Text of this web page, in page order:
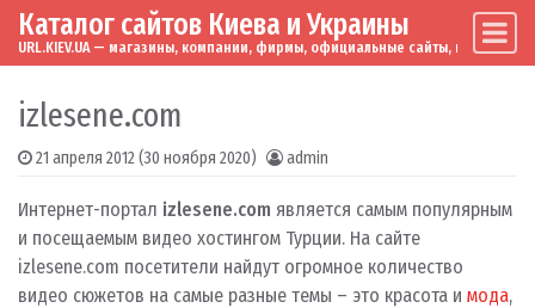
Skip to content
Main Navigation
Каталог сайтов Киева и Украины
URL.KIEV.UA — магазины, компании, фирмы, официальные сайты, мировые
izlesene.com
21 апреля 2012(30 ноября 2020) admin
Интернет-портал izlesene.com является самым популярным
и посещаемым видео хостингом Турции. На сайте
izlesene.com посетители найдут огромное количество
видео сюжетов на самые разные темы – это красота и мода,